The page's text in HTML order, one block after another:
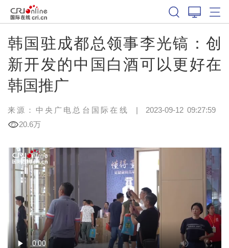
韩国驻成都总领事李光镐：创
新开发的中国白酒可以更好在
韩国推广
来源：中央广电总台国际在线 | 2023-09-12 09:27:59
20.6万